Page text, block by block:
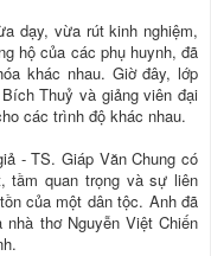
dạy, vừa rút kinh nghiệm,
hộ của các phụ huynh, đã
khác nhau. Giờ đây, lớp
Thuỷ và giảng viên đại
các trình độ khác nhau.
- TS. Giáp Văn Chung có
tầm quan trọng và sự liên
của một dân tộc. Anh đã
nhà thơ Nguyễn Việt Chiến